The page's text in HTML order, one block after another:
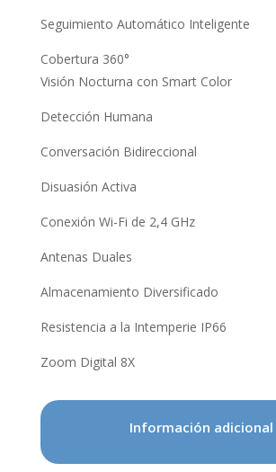
Seguimiento Automático Inteligente
Cobertura 360°
Visión Nocturna con Smart Color
Detección Humana
Conversación Bidireccional
Disuasión Activa
Conexión Wi-Fi de 2,4 GHz
Antenas Duales
Almacenamiento Diversificado
Resistencia a la Intemperie IP66
Zoom Digital 8X
Información adicional